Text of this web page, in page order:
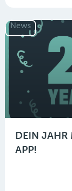
News
DEIN JAHR
APP!